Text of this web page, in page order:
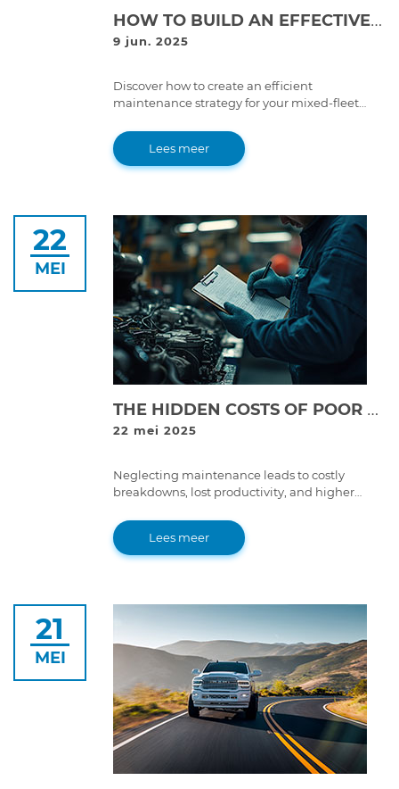
HOW TO BUILD AN EFFECTIVE MAINTENANCE STRATEGY FOR MIXED-FLEET OPERATIONS
9 jun. 2025
Discover how to create an efficient
maintenance strategy for your mixed-fleet
makes diagnostic tools, and skilled
technicians to minimize downtime and
optimize equipment performance.
Lees meer
22
MEI
THE HIDDEN COSTS OF POOR EQUIPMENT MAINTENANCE: WHY SKIPPING SERVICE IS EXPENSIVE
22 mei 2025
Neglecting maintenance leads to costly
breakdowns, lost productivity, and higher
maintenance is essential for long-term
savings.Lees meer
21
MEI